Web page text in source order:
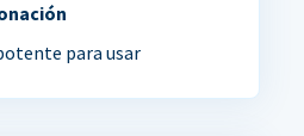
para usar